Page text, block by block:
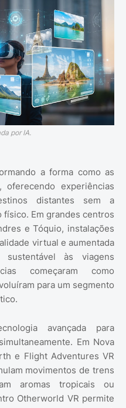
por IA.
a forma como as
oferecendo experiências
distantes sem a
Em grandes centros
e Tóquio, instalações
virtual e aumentada
às viagens
começaram como
para um segmento
avançada para
Em Nova
e Flight Adventures VR
movimentos de trens
aromas tropicais ou
Otherworld VR permite